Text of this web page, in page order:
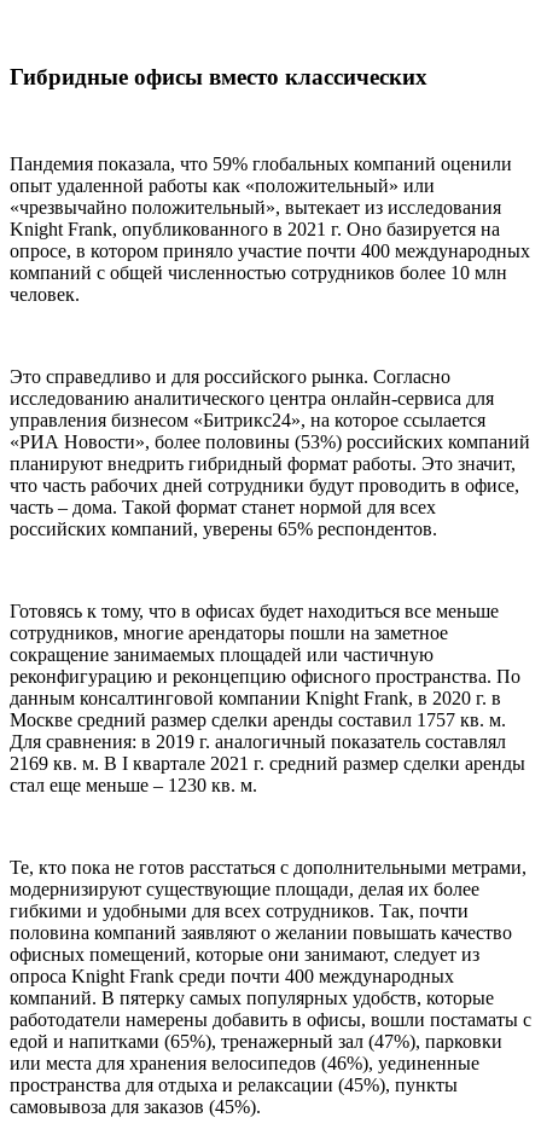
Гибридные офисы вместо классических
Пандемия показала, что 59% глобальных компаний оценили
опыт удаленной работы как «положительный» или
«чрезвычайно положительный», вытекает из исследования
Knight Frank, опубликованного в 2021 г. Оно базируется на
опросе, в котором приняло участие почти 400 международных
компаний с общей численностью сотрудников более 10 млн
человек.
Это справедливо и для российского рынка. Согласно
исследованию аналитического центра онлайн-сервиса для
управления бизнесом «Битрикс24», на которое ссылается
«РИА Новости», более половины (53%) российских компаний
планируют внедрить гибридный формат работы. Это значит,
что часть рабочих дней сотрудники будут проводить в офисе,
часть – дома. Такой формат станет нормой для всех
российских компаний, уверены 65% респондентов.
Готовясь к тому, что в офисах будет находиться все меньше
сотрудников, многие арендаторы пошли на заметное
сокращение занимаемых площадей или частичную
реконфигурацию и реконцепцию офисного пространства. По
данным консалтинговой компании Knight Frank, в 2020 г. в
Москве средний размер сделки аренды составил 1757 кв. м.
Для сравнения: в 2019 г. аналогичный показатель составлял
2169 кв. м. В I квартале 2021 г. средний размер сделки аренды
стал еще меньше – 1230 кв. м.
Те, кто пока не готов расстаться с дополнительными метрами,
модернизируют существующие площади, делая их более
гибкими и удобными для всех сотрудников. Так, почти
половина компаний заявляют о желании повышать качество
офисных помещений, которые они занимают, следует из
опроса Knight Frank среди почти 400 международных
компаний. В пятерку самых популярных удобств, которые
работодатели намерены добавить в офисы, вошли постаматы с
едой и напитками (65%), тренажерный зал (47%), парковки
или места для хранения велосипедов (46%), уединенные
пространства для отдыха и релаксации (45%), пункты
самовывоза для заказов (45%).